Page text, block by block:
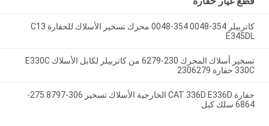
كاتربيلر 354-0048 354-0048 محرك تسخير الأسلاك للحفارة C13
E345DL
تسخير أسلاك المحرك 230-6279 من كاتربيلر لكابل الأسلاك E330C
330C حفارة 2306279
حفارة CAT 336D E336D الخارجية الأسلاك تسخير 306-8797 275-
6864 سلك كبل